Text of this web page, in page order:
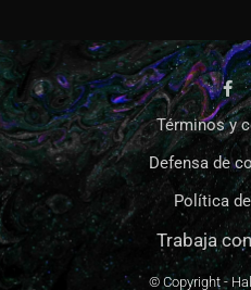
Términos y
Defensa de
Política
Trabaja
© Copyright -